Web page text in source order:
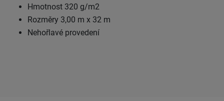
Hmotnost 320 g/m2
Rozměry 3,00 m x 32 m
Nehořlavé provedení